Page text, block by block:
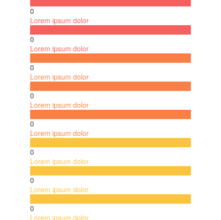
0
Lorem ipsum dolor
0
Lorem ipsum dolor
0
Lorem ipsum dolor
0
Lorem ipsum dolor
0
Lorem ipsum dolor
0
Lorem ipsum dolor
0
Lorem ipsum dolor
0
Lorem ipsum dolor